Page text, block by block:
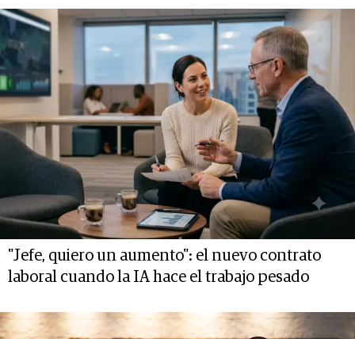
"Jefe, quiero un aumento": el nuevo contrato
laboral cuando la IA hace el trabajo pesado